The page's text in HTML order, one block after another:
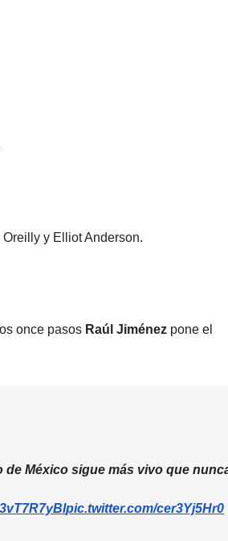
y Elliot Anderson.
once pasos Raúl Jiménez pone el
México sigue más vivo que
pic.twitter.com/cer3Yj5Hr0